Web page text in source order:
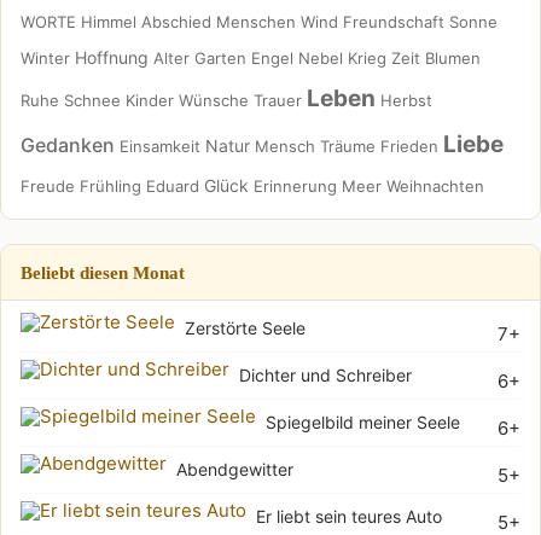
WORTE Himmel Abschied Menschen Wind Freundschaft Sonne
Winter Hoffnung Alter Garten Engel Nebel Krieg Zeit Blumen
Ruhe Schnee Kinder Wünsche Trauer Leben Herbst
Gedanken Einsamkeit Natur Mensch Träume Frieden Liebe
Freude Frühling Eduard Glück Erinnerung Meer Weihnachten
Beliebt diesen Monat
7+
Zerstörte Seele
6+
Dichter und Schreiber
6+
Spiegelbild meiner Seele
5+
Abendgewitter
5+
Er liebt sein teures Auto